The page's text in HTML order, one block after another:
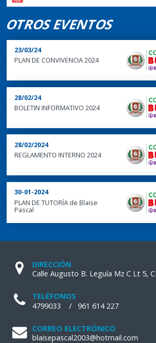
OTROS EVENTOS
23/03/24
PLAN DE CONVIVENCIA 2024
28/02/24
BOLETIN INFORMATIVO 2024
28/02/2024
REGLAMENTO INTERNO 2024
30-01-2024
PLAN DE TUTORÍA de Blaise
Pascal
DIRECCIÓN
Calle Augusto B. Leguía Mz C Lt 5,
TELÉFONOS
4799033 /961 614 227
CORREO ELECTRÓNICO
blaisepascal2003@hotmail.com